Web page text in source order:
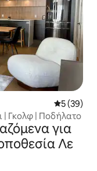
Μέση
5 (39)
| Γκολφ | Ποδήλατο
για
Λε